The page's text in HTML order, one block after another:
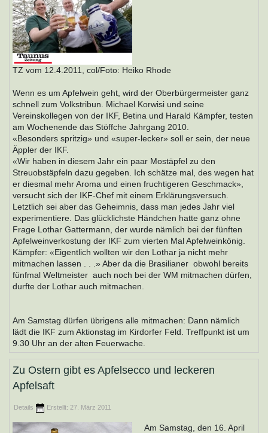
TZ vom 12.4.2011, col/Foto: Heiko Rhode
Wenn es um Apfelwein geht, wird der Oberbürgermeister ganz
schnell zum Volkstribun. Michael Korwisi und seine
Vereinskollegen von der IKF, Betina und Harald Kämpfer, testen
am Wochenende das Stöffche Jahrgang 2010.
«Besonders spritzig» und «super-lecker» soll er sein, der neue
Äppler der IKF.
«Wir haben in diesem Jahr ein paar Mostäpfel zu den
Streuobstäpfeln dazu gegeben. Ich schätze mal, des wegen hat
er diesmal mehr Aroma und einen fruchtigeren Geschmack»,
versucht sich der IKF-Chef mit einem Erklärungsversuch.
Letztlich sei aber das Geheimnis, dass man jedes Jahr viel
experimentiere. Das glücklichste Händchen hatte ganz ohne
Frage Lothar Gattermann, der wurde nämlich bei der fünften
Apfelweinverkostung der IKF zum vierten Mal Apfelweinkönig.
Kämpfer: «Eigentlich wollten wir den Lothar ja nicht mehr
mitmachen lassen . . .» Aber da die Brasilianer  obwohl bereits
fünfmal Weltmeister  auch noch bei der WM mitmachen dürfen,
durfte der Lothar auch mitmachen.
Am Samstag dürfen übrigens alle mitmachen: Dann nämlich
lädt die IKF zum Aktionstag im Kirdorfer Feld. Treffpunkt ist um
9.30 Uhr an der alten Feuerwache.
Zu Ostern gibt es Apfelsecco und leckeren
Apfelsaft
Details Erstellt: 27. März 2011
Am Samstag, den 16. April